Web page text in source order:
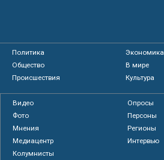
Политика
Экономика
Общество
В мире
Происшествия
Культура
Видео
Опросы
Фото
Персоны
Мнения
Регионы
Медиацентр
Интервью
Колумнисты